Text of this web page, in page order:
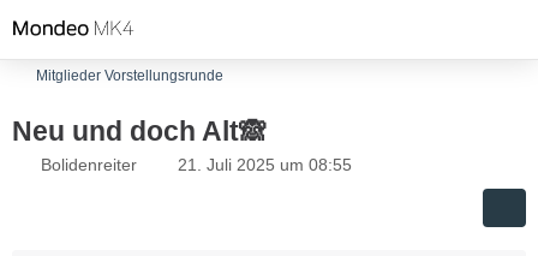
Mitglieder Vorstellungsrunde
Neu und doch Alt🙈
Bolidenreiter 21. Juli 2025 um 08:55